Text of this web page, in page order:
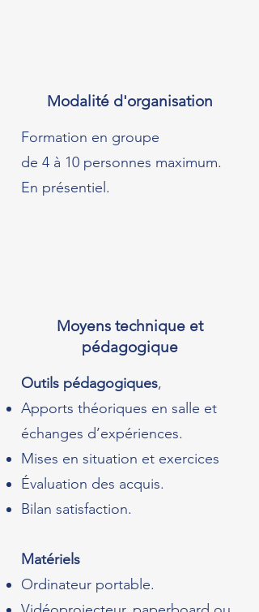
Modalité d'organisation
Formation en groupe
de 4 à 10 personnes maximum.
En présentiel.
Moyens technique et
pédagogique
Outils pédagogiques,
Apports théoriques en salle et
échanges d’expériences.
Mises en situation et exercices
Évaluation des acquis.
Bilan satisfaction.
Matériels
Ordinateur portable.